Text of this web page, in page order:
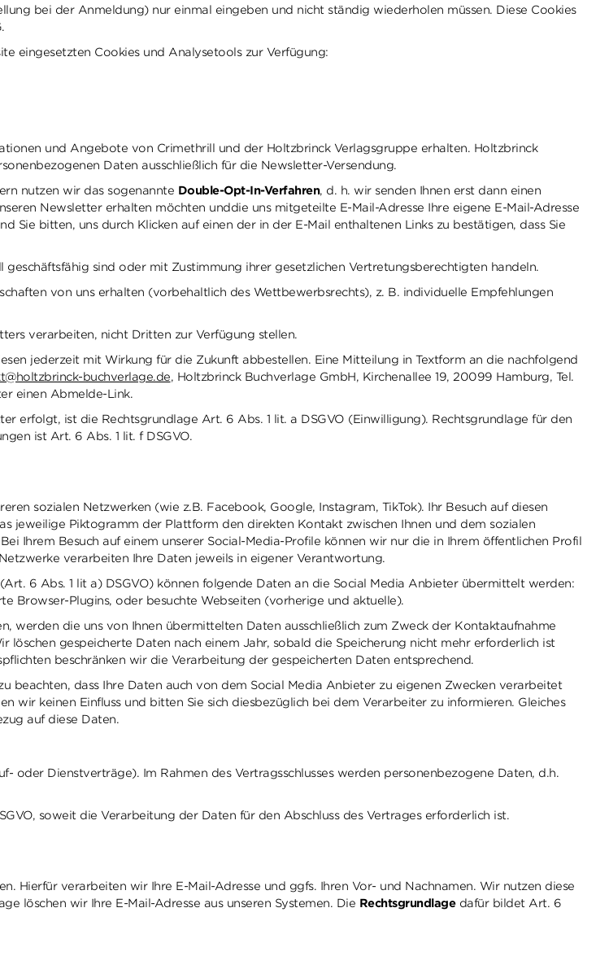
bei der Anmeldung) nur einmal eingeben und nicht ständig wiederholen müssen. Diese Cookies
eingesetzten Cookies und Analysetools zur Verfügung:
und Angebote von Crimethrill und der Holtzbrinck Verlagsgruppe erhalten. Holtzbrinck
Daten ausschließlich für die Newsletter-Versendung.
nutzen wir das sogenannte Double-Opt-In-Verfahren, d. h. wir senden Ihnen erst dann einen
Newsletter erhalten möchten unddie uns mitgeteilte E-Mail-Adresse Ihre eigene E-Mail-Adresse
Sie bitten, uns durch Klicken auf einen der in der E-Mail enthaltenen Links zu bestätigen, dass Sie
sind oder mit Zustimmung ihrer gesetzlichen Vertretungsberechtigten handeln.
von uns erhalten (vorbehaltlich des Wettbewerbsrechts), z. B. individuelle Empfehlungen
verarbeiten, nicht Dritten zur Verfügung stellen.
jederzeit mit Wirkung für die Zukunft abbestellen. Eine Mitteilung in Textform an die nachfolgend
buchverlage.de, Holtzbrinck Buchverlage GmbH, Kirchenallee 19, 20099 Hamburg, Tel.
einen Abmelde-Link.
erfolgt, ist die Rechtsgrundlage Art. 6 Abs. 1 lit. a DSGVO (Einwilligung). Rechtsgrundlage für den
ist Art. 6 Abs. 1 lit. f DSGVO.
sozialen Netzwerken (wie z.B. Facebook, Google, Instagram, TikTok). Ihr Besuch auf diesen
jeweilige Piktogramm der Plattform den direkten Kontakt zwischen Ihnen und dem sozialen
Bei Ihrem Besuch auf einem unserer Social-Media-Profile können wir nur die in Ihrem öffentlichen Profil
verarbeiten Ihre Daten jeweils in eigener Verantwortung.
6 Abs. 1 lit a) DSGVO) können folgende Daten an die Social Media Anbieter übermittelt werden:
Browser-Plugins, oder besuchte Webseiten (vorherige und aktuelle).
werden die uns von Ihnen übermittelten Daten ausschließlich zum Zweck der Kontaktaufnahme
gespeicherte Daten nach einem Jahr, sobald die Speicherung nicht mehr erforderlich ist
beschränken wir die Verarbeitung der gespeicherten Daten entsprechend.
beachten, dass Ihre Daten auch von dem Social Media Anbieter zu eigenen Zwecken verarbeitet
wir keinen Einfluss und bitten Sie sich diesbezüglich bei dem Verarbeiter zu informieren. Gleiches
auf diese Daten.
oder Dienstverträge). Im Rahmen des Vertragsschlusses werden personenbezogene Daten, d.h.
soweit die Verarbeitung der Daten für den Abschluss des Vertrages erforderlich ist.
Hierfür verarbeiten wir Ihre E-Mail-Adresse und ggfs. Ihren Vor- und Nachnamen. Wir nutzen diese
löschen wir Ihre E-Mail-Adresse aus unseren Systemen. Die Rechtsgrundlagedafür bildet Art. 6